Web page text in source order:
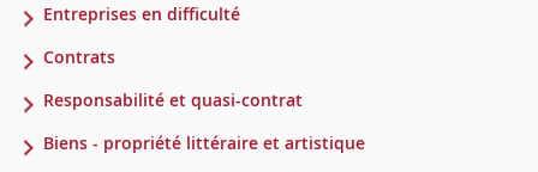
Entreprises en difficulté
Contrats
Responsabilité et quasi-contrat
Biens - propriété littéraire et artistique